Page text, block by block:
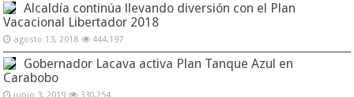
Alcaldía continúa llevando diversión con el Plan
Vacacional Libertador 2018
agosto 13, 2018 444,197
Gobernador Lacava activa Plan Tanque Azul en
Carabobo